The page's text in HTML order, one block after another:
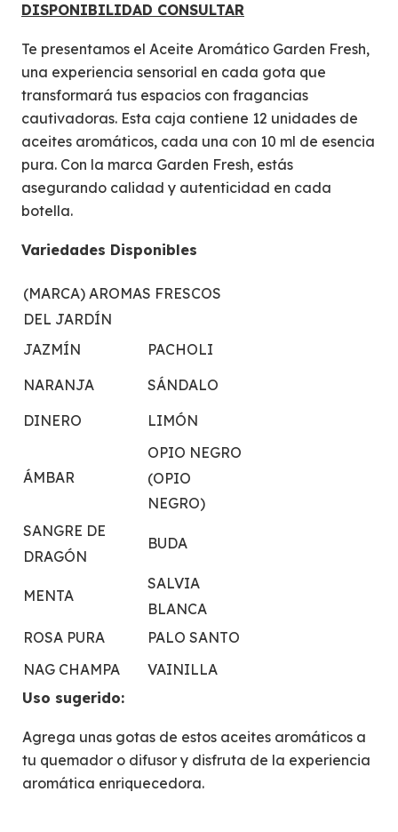
DISPONIBILIDAD CONSULTAR
Te presentamos el Aceite Aromático Garden Fresh,
una experiencia sensorial en cada gota que
transformará tus espacios con fragancias
cautivadoras. Esta caja contiene 12 unidades de
aceites aromáticos, cada una con 10 ml de esencia
pura. Con la marca Garden Fresh, estás
asegurando calidad y autenticidad en cada
botella.
Variedades Disponibles
(MARCA) AROMAS FRESCOS
DEL JARDÍN
JAZMÍN
PACHOLI
NARANJA
SÁNDALO
DINERO
LIMÓN
ÁMBAR
OPIO NEGRO
(OPIO
NEGRO)
SANGRE DE
DRAGÓN
BUDA
MENTA
SALVIA
BLANCA
ROSA PURA
PALO SANTO
NAG CHAMPA
VAINILLA
Uso sugerido:
Agrega unas gotas de estos aceites aromáticos a
tu quemador o difusor y disfruta de la experiencia
aromática enriquecedora.